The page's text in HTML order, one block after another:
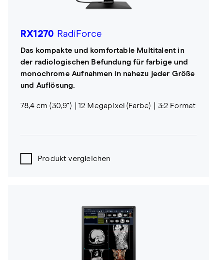
RX1270 RadiForce
Das kompakte und komfortable Multitalent in
der radiologischen Befundung für farbige und
monochrome Aufnahmen in nahezu jeder Größe
und Auflösung.
78,4 cm (30,9") 12 Megapixel (Farbe) 3:2 Format
Produkt vergleichen